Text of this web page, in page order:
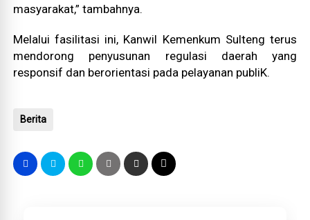
masyarakat,” tambahnya.
Melalui fasilitasi ini, Kanwil Kemenkum Sulteng terus
mendorong penyusunan regulasi daerah yang
responsif dan berorientasi pada pelayanan publiK.
Berita